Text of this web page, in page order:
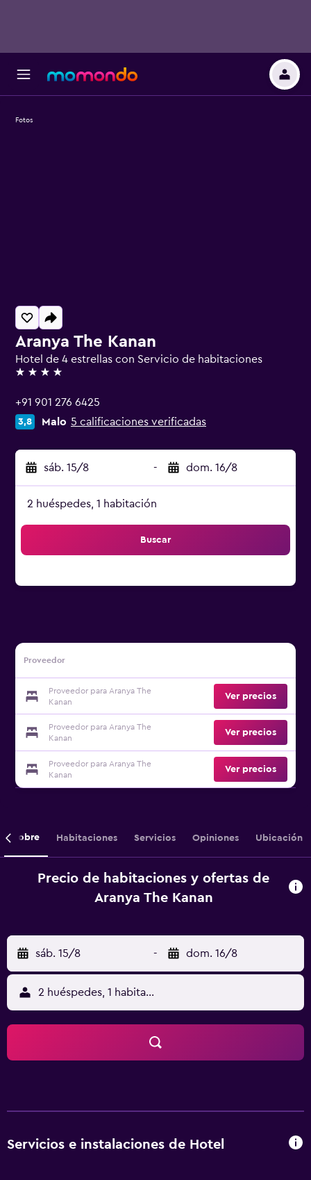
Aranya The Kanan
Hotel de 4 estrellas con Servicio de habitaciones
4 estrellas
+91 901 276 6425
3,8 Malo 5 calificaciones verificadas
sáb. 15/8 - dom. 16/8
2 huéspedes, 1 habitación
Buscar
Proveedor
Proveedor para Aranya The
Kanan
Ver precios
Proveedor para Aranya The
Kanan
Ver precios
Proveedor para Aranya The
Kanan
Ver precios
Fotos
Sobre Habitaciones Servicios Opiniones Ubicación
Precio de habitaciones y ofertas de
Aranya The Kanan
sáb. 15/8 - dom. 16/8
2 huéspedes, 1 habitación
Servicios e instalaciones de Hotel